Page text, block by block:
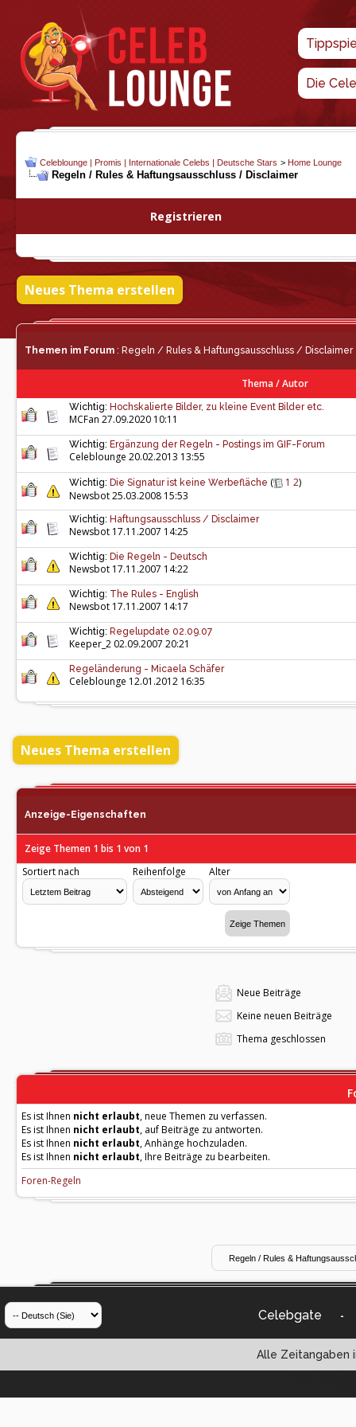
Die
Celeblounge | Promis | Internationale Celebs | Deutsche Stars > Home Lounge
Regeln / Rules & Haftungsausschluss / Disclaimer
Registrieren
Neues Thema erstellen
Themen im Forum : Regeln / Rules & Haftungsausschluss / Disclaimer
Thema/Autor
Wichtig: Hochskalierte Bilder, zu kleine Event Bilder etc.
MCFan 27.09.2020 10:11
Wichtig: Ergänzung der Regeln - Postings im GIF-Forum
Celeblounge 20.02.2013 13:55
Wichtig: Die Signatur ist keine Werbefläche ( 1 2)
Newsbot 25.03.2008 15:53
Wichtig: Haftungsausschluss / Disclaimer
Newsbot 17.11.2007 14:25
Wichtig: Die Regeln - Deutsch
Newsbot 17.11.2007 14:22
Wichtig: The Rules - English
Newsbot 17.11.2007 14:17
Wichtig: Regelupdate 02.09.07
Keeper_2 02.09.2007 20:21
Regeländerung - Micaela Schäfer
Celeblounge 12.01.2012 16:35
Neues Thema erstellen
Anzeige-Eigenschaften
Zeige Themen 1 bis 1 von 1
Sortiert nach
Reihenfolge Alter
Neue Beiträge
Keine neuen Beiträge
Thema geschlossen
Es ist Ihnen nicht erlaubt, neue Themen zu verfassen.
Es ist Ihnen nicht erlaubt, auf Beiträge zu antworten.
Es ist Ihnen nicht erlaubt, Anhänge hochzuladen.
Es ist Ihnen nicht erlaubt, Ihre Beiträge zu bearbeiten.
Foren-Regeln
Celebgate -
Alle Zeitangaben